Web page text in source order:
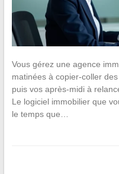
Vous gérez une agence
matinées à copier-coller
puis vos après-midi à
Le logiciel immobilier que
le temps que…